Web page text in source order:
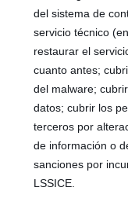
del sistema de
servicio técnico
restaurar el
cuanto antes;
del malware;
datos; cubrir los
terceros por
de información o
sanciones por
LSSICE.